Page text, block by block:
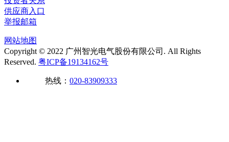
供应商入口
举报邮箱
网站地图
Copyright © 2022 广州智光电气股份有限公司. All Rights
Reserved. 粤ICP备19134162号
热线： 020-83909333